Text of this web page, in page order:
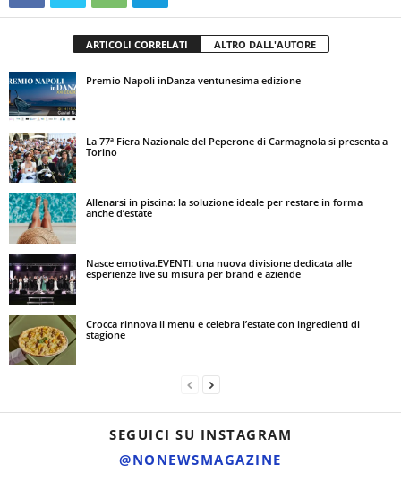
ARTICOLI CORRELATI ALTRO DALL'AUTORE
Premio Napoli inDanza ventunesima edizione
La 77ª Fiera Nazionale del Peperone di Carmagnola si presenta a
Torino
Allenarsi in piscina: la soluzione ideale per restare in forma
anche d’estate
Nasce emotiva.EVENTI: una nuova divisione dedicata alle
esperienze live su misura per brand e aziende
Crocca rinnova il menu e celebra l’estate con ingredienti di
stagione
SEGUICI SU INSTAGRAM
@NONEWSMAGAZINE